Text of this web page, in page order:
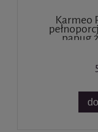
Karmeo
papug